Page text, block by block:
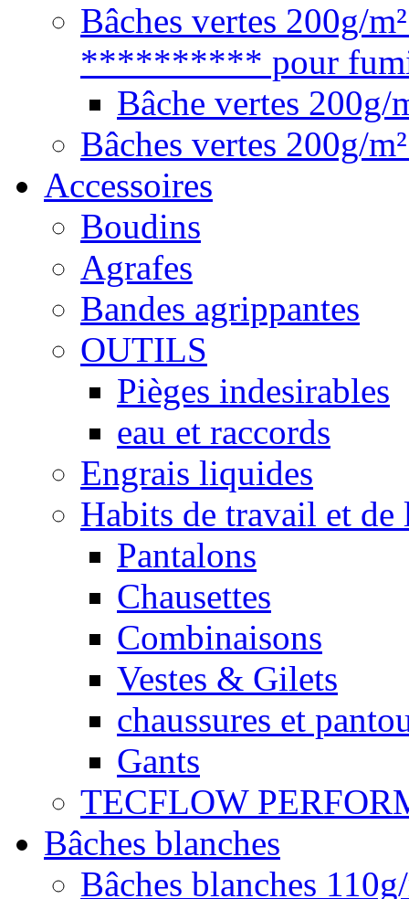
Bâches vertes 200g/
********** pour
Bâche vertes
Bâches vertes 200g/
Accessoires
Boudins
Agrafes
Bandes agrippantes
OUTILS
Pièges indesirables
eau et raccords
Engrais liquides
Habits de travail et
Pantalons
Chausettes
Combinaisons
Vestes & Gilets
chaussures et
Gants
TECFLOW
Bâches blanches
Bâches blanches